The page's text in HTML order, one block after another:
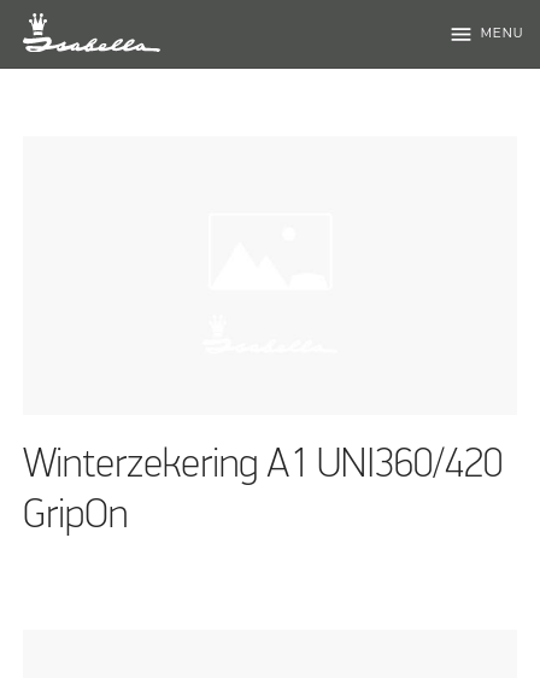
menu MENU
Winterzekering A1 UNI360/420
GripOn